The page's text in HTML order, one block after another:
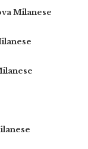
Milanese